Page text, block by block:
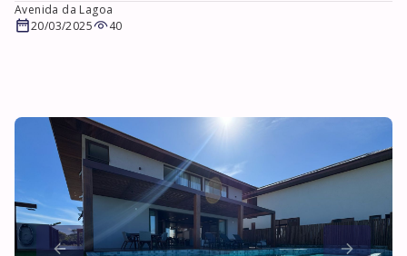
Avenida da Lagoa
20/03/2025
40